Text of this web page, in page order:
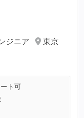
ジニア
東京
ト可